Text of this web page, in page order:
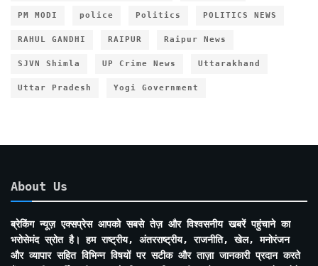
PM MODI police Politics POLITICS NEWS
RAHUL GANDHI RAIPUR Raipur News
SJVN Shimla UP Crime News Uttarakhand
Uttar Pradesh Yogi Government
About Us
ब्रेकिंग न्यूज़ एक्सप्रेस आपको सबसे तेज़ और विश्वसनीय खबरें पहुंचाने का
भरोसेमंद स्रोत है। हम राष्ट्रीय, अंतरराष्ट्रीय, राजनीति, खेल, मनोरंजन
और व्यापार सहित विभिन्न विषयों पर सटीक और ताज़ा जानकारी प्रदान करते